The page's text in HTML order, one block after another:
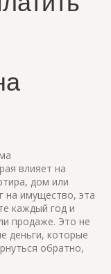
влияет на
дом или
на имущество, эта
каждый год и
продаже. Это не
деньги, которые
обратно,